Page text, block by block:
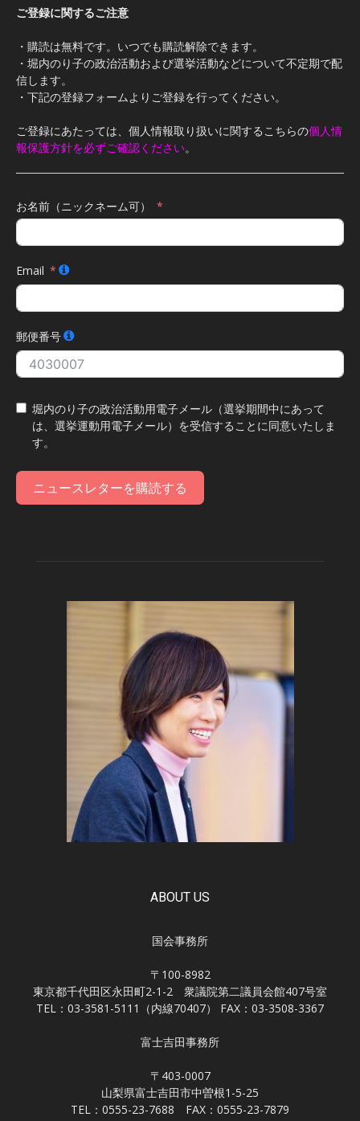
ご登録に関するご注意
・購読は無料です。いつでも購読解除できます。
・堀内のり子の政治活動および選挙活動などについて不定期で配
信します。
・下記の登録フォームよりご登録を行ってください。
ご登録にあたっては、個人情報取り扱いに関するこちらの個人情
報保護方針を必ずご確認ください。
お名前（ニックネーム可）
Email
郵便番号
堀内のり子の政治活動用電子メール（選挙期間中にあって
は、選挙運動用電子メール）を受信することに同意いたしま
す。
ニュースレターを購読する
ABOUT US
国会事務所
〒100-8982
東京都千代田区永田町2-1-2 衆議院第二議員会館407号室
TEL：03-3581-5111（内線70407） FAX：03-3508-3367
富士吉田事務所
〒403-0007
山梨県富士吉田市中曽根1-5-25
TEL：0555-23-7688 FAX：0555-23-7879